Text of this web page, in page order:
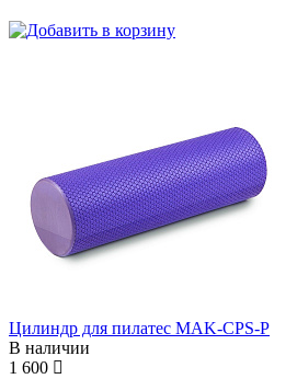
Цилиндр для пилатес MAK-CPS-P
В наличии
1 600